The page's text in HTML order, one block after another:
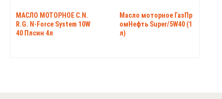
МАСЛО МОТОРНОЕ C.N.
R.G. N-Force System 10W
40 Плсин 4л
Масло моторное ГазПр
омНефть Super/5W40 (1
л)